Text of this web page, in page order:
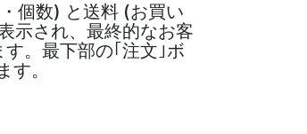
個数) と送料 (お買い
示され、最終的なお客
。最下部の｢注文｣ボ
。